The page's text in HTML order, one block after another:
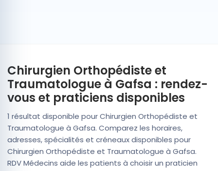
Chirurgien Orthopédiste et
Traumatologue à Gafsa : rendez-
vous et praticiens disponibles
1 résultat disponible pour Chirurgien Orthopédiste et
Traumatologue à Gafsa. Comparez les horaires,
adresses, spécialités et créneaux disponibles pour
Chirurgien Orthopédiste et Traumatologue à Gafsa.
RDV Médecins aide les patients à choisir un praticien